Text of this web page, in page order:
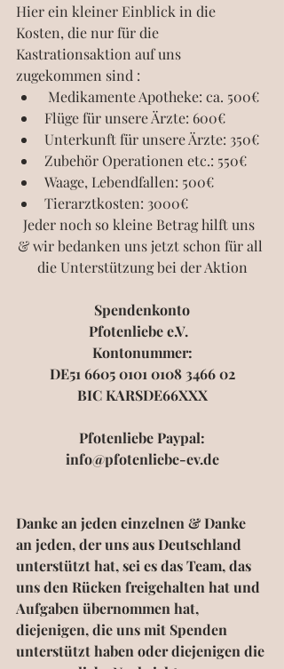
Hier ein kleiner Einblick in die
Kosten, die️ nur für die
Kastrationsaktion️ auf uns
zugekommen sind :
Medikamente Apotheke: ca. 500€
Flüge für unsere Ärzte: 600€
Unterkunft für unsere Ärzte: 350€
Zubehör Operationen etc.: 550€
Waage, Lebendfallen: 500€
Tierarztkosten: 3000€
Jeder noch so kleine Betrag hilft uns
& wir bedanken uns jetzt schon für all
die Unterstützung bei der Aktion
Spendenkonto
Pfotenliebe e.V.
Kontonummer:
DE51 6605 0101 0108 3466 02
BIC KARSDE66XXX
Pfotenliebe Paypal:
info@pfotenliebe-ev.de
Danke an jeden einzelnen & Danke
an jeden, der uns aus Deutschland
unterstützt hat, sei es das Team, das
uns den Rücken freigehalten hat und
Aufgaben übernommen hat,
diejenigen, die uns mit Spenden
unterstützt haben oder diejenigen die